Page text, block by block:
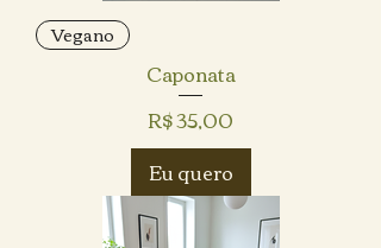
Vegano
Caponata
Preço
R$ 35,00
Eu quero